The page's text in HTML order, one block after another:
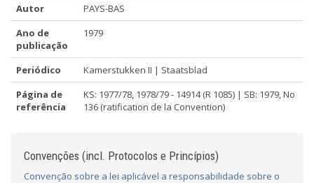
Autor
PAYS-BAS
Ano de
publicação
1979
Periódico
Kamerstukken II | Staatsblad
Página de
referência
KS: 1977/78, 1978/79 - 14914 (R 1085) | SB: 1979, No
136 (ratification de la Convention)
Convenções (incl. Protocolos e Princípios)
Convenção sobre a lei aplicável a responsabilidade sobre o